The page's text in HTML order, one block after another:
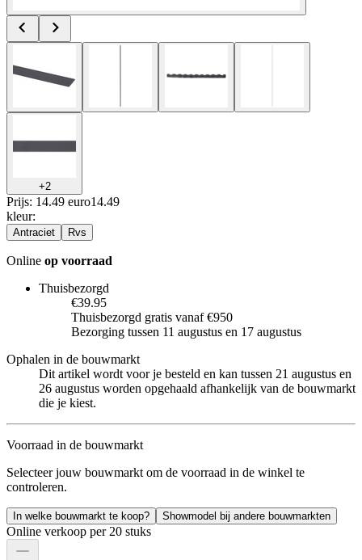
+2
Prijs: 14.49 euro14.49
kleur:
Antraciet Rvs
Online op voorraad
Thuisbezorgd
€39.95
Thuisbezorgd gratis vanaf €950
Bezorging tussen 11 augustus en 17 augustus
Ophalen in de bouwmarkt
Dit artikel wordt voor je besteld en kan tussen 21 augustus en
26 augustus worden opgehaald afhankelijk van de bouwmarkt
die je kiest.
Voorraad in de bouwmarkt
Selecteer jouw bouwmarkt om de voorraad in de winkel te
controleren.
In welke bouwmarkt te koop? Showmodel bij andere bouwmarkten
Online verkoop per 20 stuks